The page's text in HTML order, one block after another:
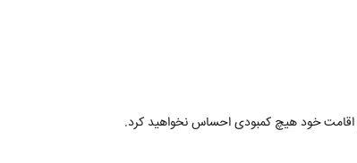
اقامت خود هیچ کمبودی احساس نخواهید کرد.